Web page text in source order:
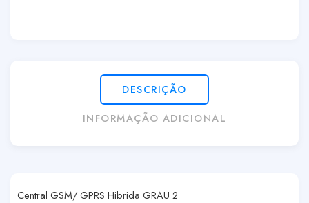
DESCRIÇÃO
INFORMAÇÃO ADICIONAL
Central GSM/ GPRS Hibrida GRAU 2